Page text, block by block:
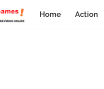
Home Action